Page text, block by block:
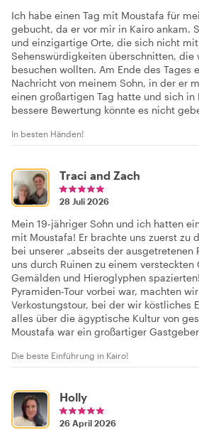
Ich habe einen Tag mit Moustafa für
gebucht, da er vor mir in Kairo ankam.
und einzigartige Orte, die sich nicht
Sehenswürdigkeiten überschnitten, die
besuchen wollten. Am Ende des Tages
Nachricht von meinem Sohn, in der er
einen großartigen Tag hatte und sich in
bessere Bewertung könnte es nicht
In besten Händen!
Traci and Zach
28 Juli 2026
Mein 19-jähriger Sohn und ich hatten
mit Moustafa! Er brachte uns zuerst zu
bei unserer „abseits der ausgetretenen
uns durch Ruinen zu einem
Gemälden und Hieroglyphen
Pyramiden-Tour vorbei war, machten
Verkostungstour, bei der wir köstliches
alles über die ägyptische Kultur von
Moustafa war ein großartiger
Die beste Einführung in Kairo!
Holly
26 April 2026